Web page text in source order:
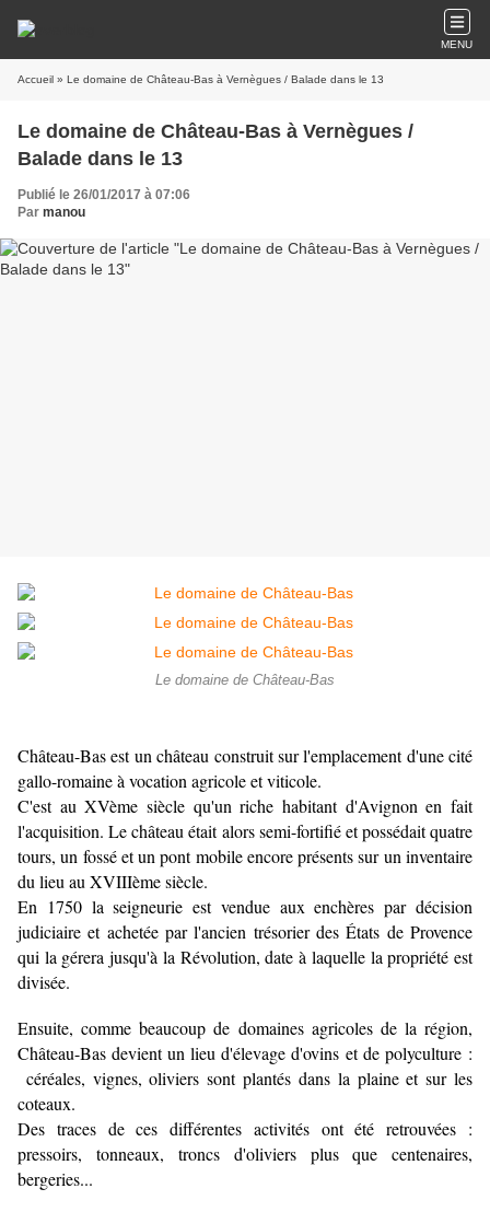
MENU
Accueil » Le domaine de Château-Bas à Vernègues / Balade dans le 13
Le domaine de Château-Bas à Vernègues /
Balade dans le 13
Publié le 26/01/2017 à 07:06
Par manou
Le domaine de Château-Bas
Château-Bas est un château construit sur l'emplacement d'une cité
gallo-romaine à vocation agricole et viticole.
C'est au XVème siècle qu'un riche habitant d'Avignon en fait
l'acquisition.Le château était alors semi-fortifié et possédait quatre
tours, un fossé et un pont mobile encore présents sur un inventaire
du lieu au XVIIIème siècle.
En 1750 la seigneurie est vendue aux enchères par décision
judiciaire et achetée par l'ancien trésorier des États de Provence
qui la gérera jusqu'à la Révolution, date à laquelle la propriété est
divisée.
Ensuite, comme beaucoup de domaines agricoles de la région,
Château-Bas devient un lieu d'élevage d'ovins et de polyculture :
céréales, vignes, oliviers sont plantés dans la plaine et sur les
coteaux.
Des traces de ces différentes activités ont été retrouvées :
pressoirs, tonneaux, troncs d'oliviers plus que centenaires,
bergeries...